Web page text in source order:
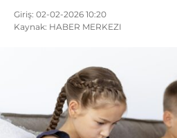
Giriş: 02-02-2026 10:20
Kaynak: HABER MERKEZI